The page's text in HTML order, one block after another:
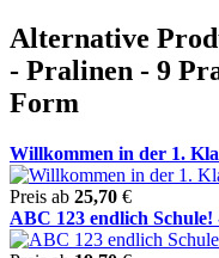
Alternative
- Pralinen - 9
Form
Willkommen in der 1.
Preis ab 25,70 €
ABC 123 endlich Schule!